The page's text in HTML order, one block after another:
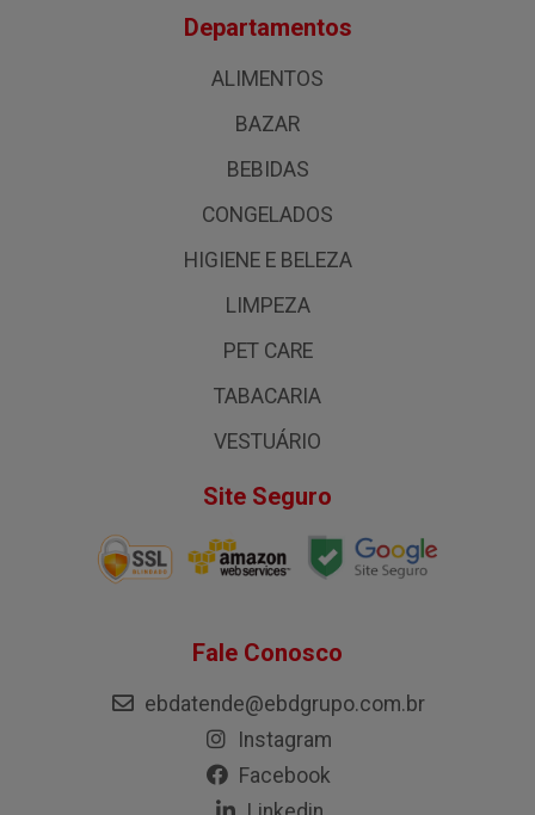
Departamentos
ALIMENTOS
BAZAR
BEBIDAS
CONGELADOS
HIGIENE E BELEZA
LIMPEZA
PET CARE
TABACARIA
VESTUÁRIO
Site Seguro
Fale Conosco
ebdatende@ebdgrupo.com.br
Instagram
Facebook